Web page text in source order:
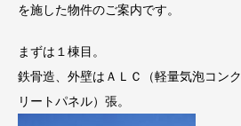
を施した物件のご案内です。
まずは１棟目。
鉄骨造、外壁はＡＬＣ（軽量気泡コンク
リートパネル）張。